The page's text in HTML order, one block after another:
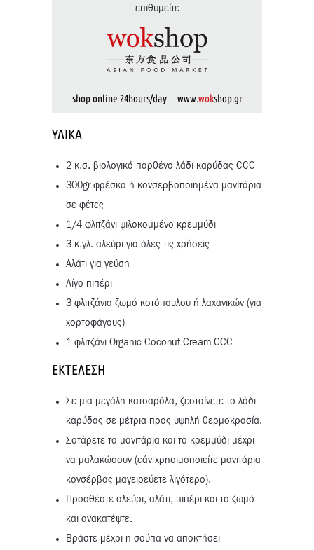
επιθυμείτε
shop online 24hours/day www.wokshop.gr
ΥΛΙΚΆ
2 κ.σ. βιολογικό παρθένο λάδι καρύδας CCC
300gr φρέσκα ή κονσερβοποιημένα μανιτάρια
σε φέτες
1/4 φλιτζάνι ψιλοκομμένο κρεμμύδι
3 κ.γλ. αλεύρι για όλες τις χρήσεις
Αλάτι για γεύση
Λίγο πιπέρι
3 φλιτζάνια ζωμό κοτόπουλου ή λαχανικών (για
χορτοφάγους)
1 φλιτζάνι Organic Coconut Cream CCC
ΕΚΤΈΛΕΣΗ
Σε μια μεγάλη κατσαρόλα, ζεσταίνετε το λάδι
καρύδας σε μέτρια προς υψηλή θερμοκρασία.
Σοτάρετε τα μανιτάρια και το κρεμμύδι μέχρι
να μαλακώσουν (εάν χρησιμοποιείτε μανιτάρια
κονσέρβας μαγειρεύετε λιγότερο).
Προσθέστε αλεύρι, αλάτι, πιπέρι και το ζωμό
και ανακατέψτε.
Βράστε μέχρι η σούπα να αποκτήσει